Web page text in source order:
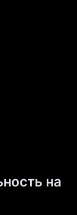
на